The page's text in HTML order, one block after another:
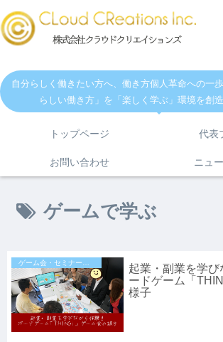
自分らしく働きたい方へ、働き方個人革命への一
らしい働き方」を「楽しく学ぶ」環境を創造
トップページ 代表
お問い合わせ ニュ
ゲームで学ぶ
ゲーム会・セミナー・イベントのお知らせ
起業・副業を学
ードゲーム「
様子